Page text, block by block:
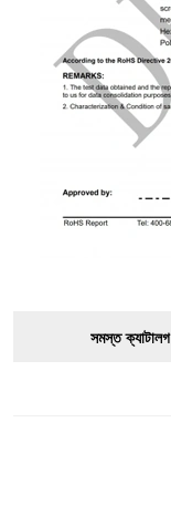
সমস্ত ক্যাটালগ